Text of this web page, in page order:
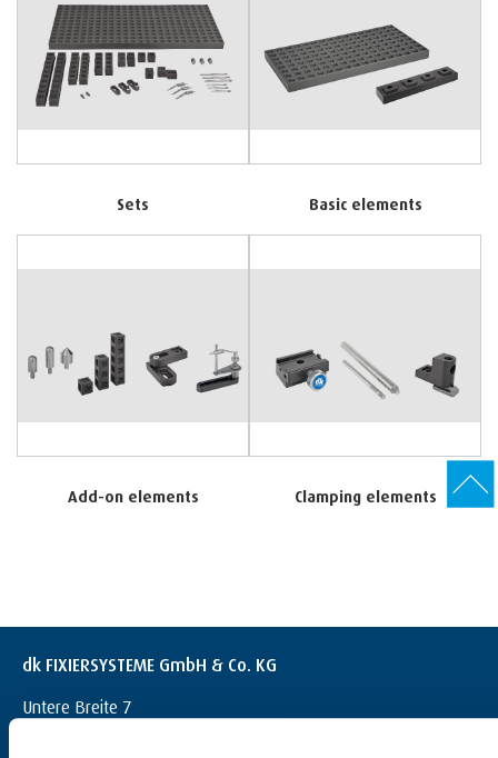
Sets Basic elements
Add-on elements Clamping elements
dk FIXIERSYSTEME GmbH & Co. KG
Untere Breite 7